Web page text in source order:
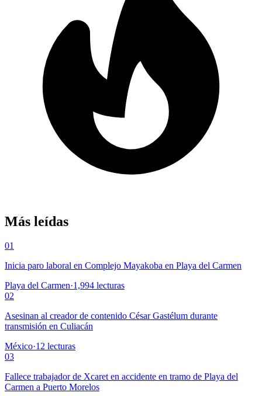
Más leídas
01
Inicia paro laboral en Complejo Mayakoba en Playa del Carmen
Playa del Carmen·1,994 lecturas
02
Asesinan al creador de contenido César Gastélum durante
transmisión en Culiacán
México·12 lecturas
03
Fallece trabajador de Xcaret en accidente en tramo de Playa del
Carmen a Puerto Morelos